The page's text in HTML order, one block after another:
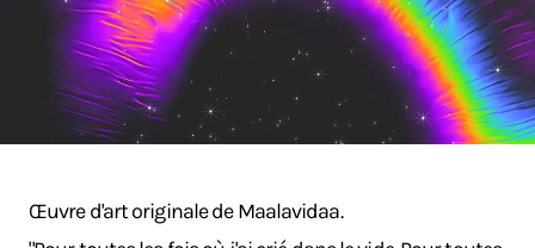
Œuvre d'art originale de Maalavidaa.